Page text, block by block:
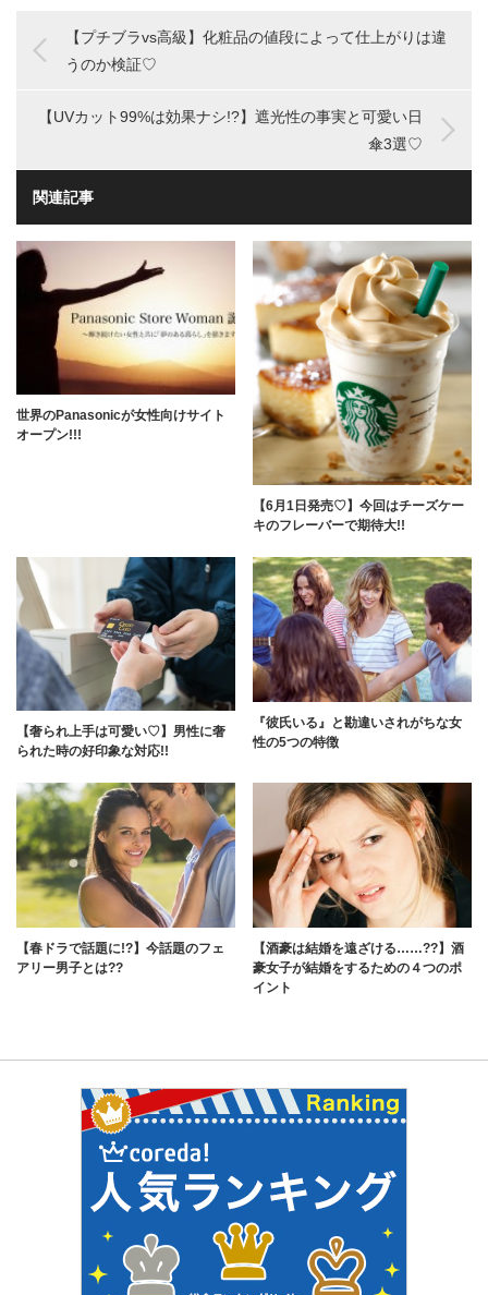
【プチブラvs高級】化粧品の値段によって仕上がりは違
うのか検証♡
【UVカット99%は効果ナシ!?】遮光性の事実と可愛い日
傘3選♡
関連記事
世界のPanasonicが女性向けサイト
オープン!!!
【6月1日発売♡】今回はチーズケー
キのフレーバーで期待大!!
【奢られ上手は可愛い♡】男性に奢
られた時の好印象な対応!!
『彼氏いる』と勘違いされがちな女
性の5つの特徴
【春ドラで話題に!?】今話題のフェ
アリー男子とは??
【酒豪は結婚を遠ざける……??】酒
豪女子が結婚をするための４つのポ
イント